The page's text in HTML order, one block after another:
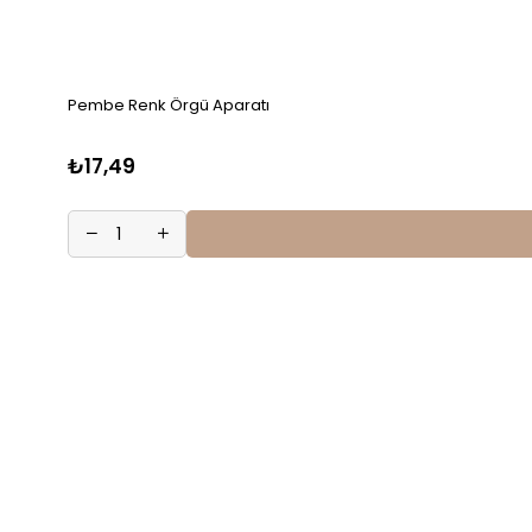
Pembe Renk Örgü Aparatı
₺17,49